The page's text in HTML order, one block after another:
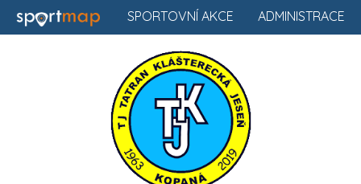
ADMINISTRACE
SPORTOVNÍ AKCE